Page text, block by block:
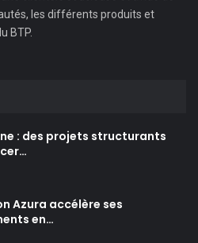
les différents produits et
BTP.
: des projets structurants
Azura accélère ses
en…